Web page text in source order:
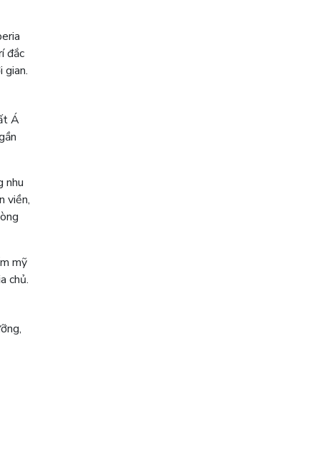
đắc
gian.
Á
nhu
viền,
mỹ
chủ.